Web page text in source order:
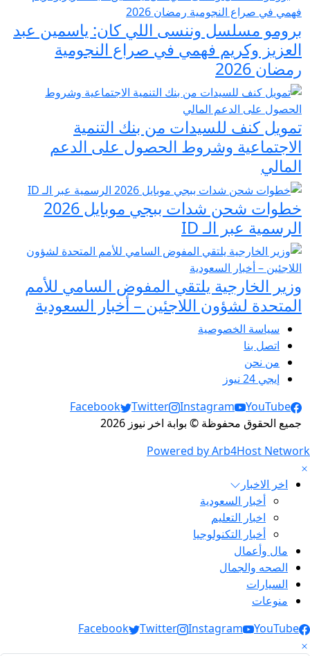
برومو مسلسل وننسى اللي كان: ياسمين عبد
العزيز وكريم فهمي في صراع النجومية
رمضان 2026
تمويل كنف للسيدات من بنك التنمية
الاجتماعية وشروط الحصول على الدعم
المالي
خطوات شحن شدات ببجي موبايل 2026
الرسمية عبر الـ ID
وزير الخارجية يلتقي المفوض السامي للأمم
المتحدة لشؤون اللاجئين – أخبار السعودية
سياسة الخصوصية
اتصل بنا
من نحن
إيجي 24 نيوز
Social Links
Facebook Twitter Instagram
YouTube
جميع الحقوق محفوظة © بوابة اخر نيوز 2026
Powered by Arb4Host Network
اخر الاخبار
أخبار السعودية
اخبار التعليم
أخبار التكنولوجيا
مال وأعمال
الصحه والجمال
السيارات
منوعات
Social Links
Facebook Twitter Instagram YouTube